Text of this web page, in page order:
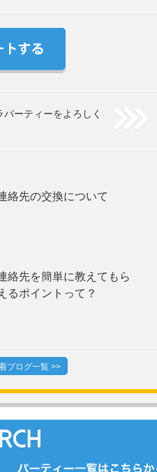
ーティーをよろしく
絡先の交換について
絡先を簡単に教えてもら
るポイントって？
ブログ一覧 >>